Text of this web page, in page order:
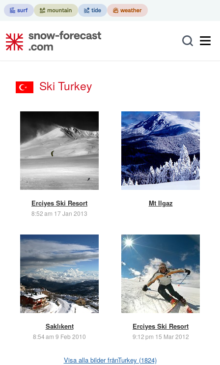
Ski Turkey
Erciyes Ski Resort
8:52 am 17 Jan 2013
Mt Ilgaz
Saklıkent
8:54 am 9 Feb 2010
Erciyes Ski Resort
9:12 pm 15 Mar 2012
Visa alla bilder frånTurkey (1824)